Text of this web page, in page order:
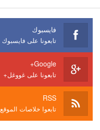
فايسبوك
تابعونا على فايسبوك
Google+
تابعونا على غووغل+
RSS
تابعوا خلاصات الموقع